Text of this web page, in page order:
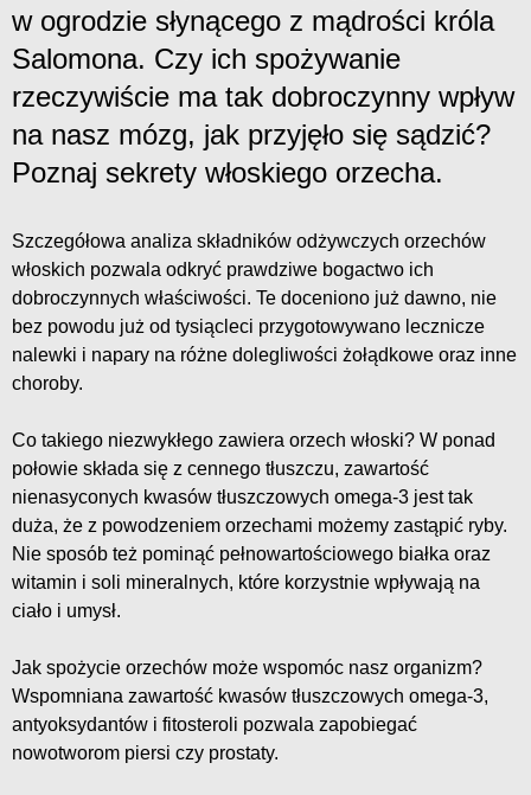
w ogrodzie słynącego z mądrości króla
Salomona. Czy ich spożywanie
rzeczywiście ma tak dobroczynny wpływ
na nasz mózg, jak przyjęło się sądzić?
Poznaj sekrety włoskiego orzecha.
Szczegółowa analiza składników odżywczych orzechów
włoskich pozwala odkryć prawdziwe bogactwo ich
dobroczynnych właściwości. Te doceniono już dawno, nie
bez powodu już od tysiącleci przygotowywano lecznicze
nalewki i napary na różne dolegliwości żołądkowe oraz inne
choroby.
Co takiego niezwykłego zawiera orzech włoski? W ponad
połowie składa się z cennego tłuszczu, zawartość
nienasyconych kwasów tłuszczowych omega-3 jest tak
duża, że z powodzeniem orzechami możemy zastąpić ryby.
Nie sposób też pominąć pełnowartościowego białka oraz
witamin i soli mineralnych, które korzystnie wpływają na
ciało i umysł.
Jak spożycie orzechów może wspomóc nasz organizm?
Wspomniana zawartość kwasów tłuszczowych omega-3,
antyoksydantów i fitosteroli pozwala zapobiegać
nowotworom piersi czy prostaty.